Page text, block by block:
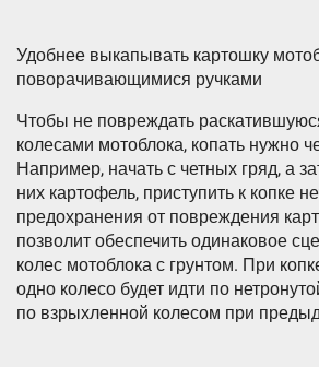
Удобнее выкапывать картошку
поворачивающимися ручками
Чтобы не повреждать
колесами мотоблока, копать нужно
Например, начать с четных гряд, а
них картофель, приступить к копке
предохранения от повреждения
позволит обеспечить одинаковое
колес мотоблока с грунтом. При
одно колесо будет идти по
по взрыхленной колесом при